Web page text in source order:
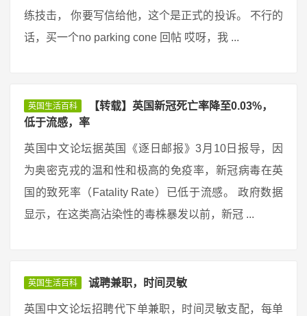
练技击， 你要写信给他，这个是正式的投诉。 不行的
话，买一个no parking cone 回帖 哎呀，我 ...
英国生活百科
【转载】英国新冠死亡率降至0.03%，
低于流感，率
英国中文论坛据英国《逐日邮报》3月10日报导，因
为奥密克戎的温和性和极高的免疫率，新冠病毒在英
国的致死率（Fatality Rate）已低于流感。 政府数据
显示，在这类高沾染性的毒株暴发以前，新冠 ...
英国生活百科 诚聘兼职，时间灵敏
英国中文论坛招聘代下单兼职，时间灵敏支配，每单